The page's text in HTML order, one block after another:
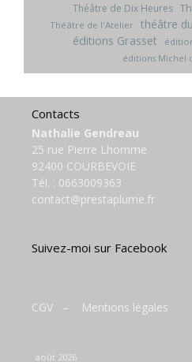
Théâtre de Dix Heures
Théâtre de l'Atelier théâtre
éditions Grasset
éditions Michel
Contacts
Nathalie Gendreau
25 rue Pierre Lhomme
92400 COURBEVOIE
Tél. : 0663009363
contact@prestaplume.fr
Suivez-moi sur Facebook
CGV – Mentions légales
août 2026